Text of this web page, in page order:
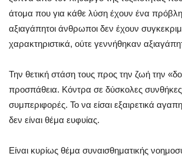
άτομα που για κάθε λύση έχουν ένα
αξιαγάπητοι άνθρωποι δεν έχουν
χαρακτηριστικά, ούτε γεννήθηκαν
Την θετική στάση τους προς την ζωή την
προσπάθεια. Κόντρα σε δύσκολες συνθήκες
συμπεριφορές. Το να είσαι εξαιρετικά
δεν είναι θέμα ευφυίας.
Είναι κυρίως θέμα συναισθηματικής